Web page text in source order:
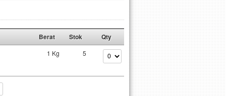
Berat Stok Qty
1 Kg 5